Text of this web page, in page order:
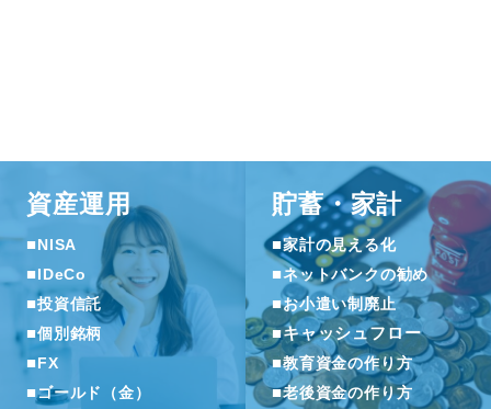
資産運用
■NISA
■IDeCo
■投資信託
■個別銘柄
■FX
■ゴールド（金）
貯蓄・家計
■家計の見える化
■ネットバンクの勧め
■お小遣い制廃止
■キャッシュフロー
■教育資金の作り方
■老後資金の作り方